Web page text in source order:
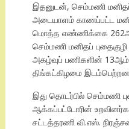
இதனுடன், செம்மணி மனிதப்
அடையாளம் காணப்பட்ட
மொத்த எண்ணிக்கை
செம்மணி மனிதப்
அகழ்வுப் பணிகளின் 13ஆம்
திங்கட்கிழமை
இது தொடர்பில் செம்மணி
ஆக்கப்பட்டோரின்
சட்டத்தரணி வி.எஸ்.